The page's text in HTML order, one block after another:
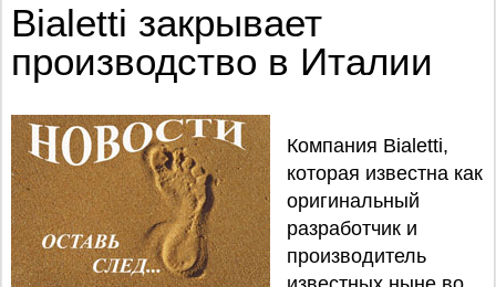
Bialetti закрывает
производство в Италии
Компания Bialetti,
которая известна как
оригинальный
разработчик и
производитель